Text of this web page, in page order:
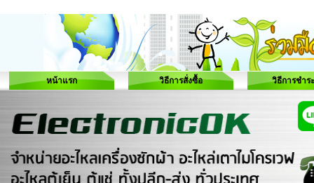
หน้าแรก วิธีการสั่งซื้อ วิธีการชำร